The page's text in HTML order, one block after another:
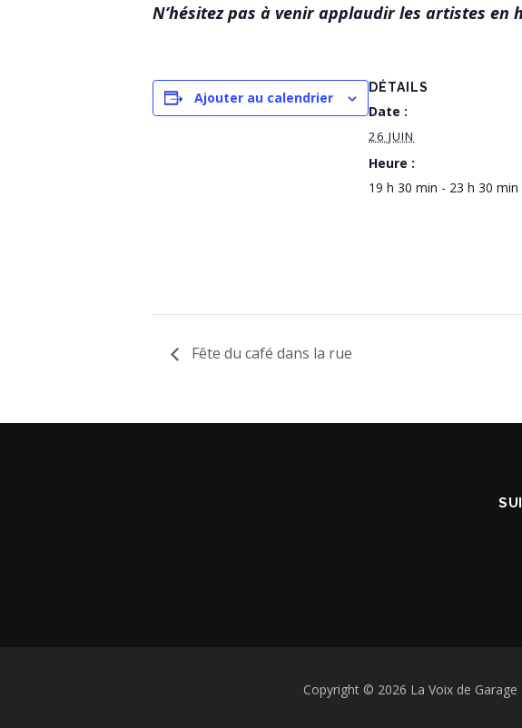
N’hésitez pas à venir applaudir les artistes en
Ajouter au calendrier
DÉTAILS
Date :
26 JUIN
Heure :
19 h 30 min - 23 h 30 min
Fête du café dans la rue
Copyright © 2026 La Voix de Garage